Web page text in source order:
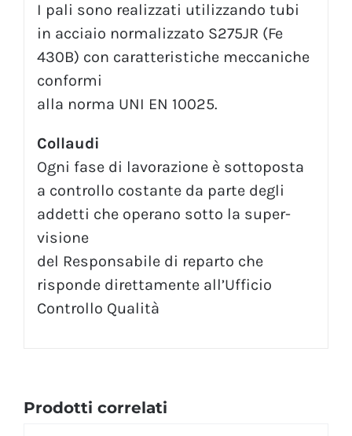
I pali sono realizzati utilizzando tubi
in acciaio normalizzato S275JR (Fe
430B) con caratteristiche meccaniche
conformi
alla norma UNI EN 10025.
Collaudi
Ogni fase di lavorazione è sottoposta
a controllo costante da parte degli
addetti che operano sotto la super-
visione
del Responsabile di reparto che
risponde direttamente all’Ufficio
Controllo Qualità
Prodotti correlati